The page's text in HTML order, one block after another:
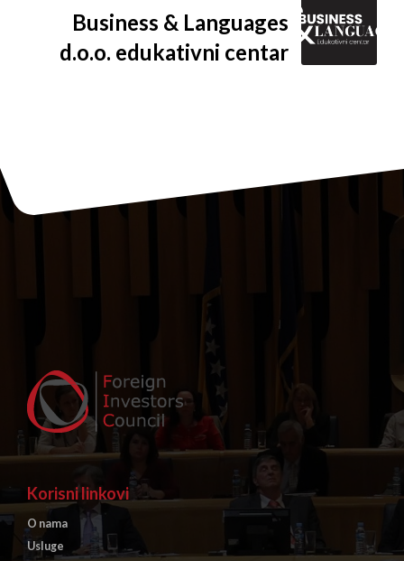
Business & Languages
d.o.o. edukativni centar
Korisni linkovi
O nama
Usluge